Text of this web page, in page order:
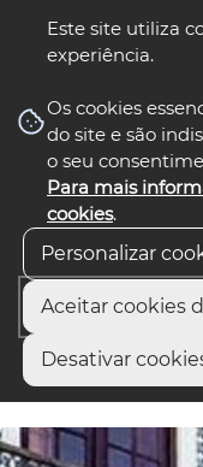
Este site utiliza
experiência.
Os cookies
do site e são
o seu
Para mais
cookies.
Personalizar
Aceitar cookies
Desativar
O portal oficial onde
serviços públicos e
desenvolvimento e a